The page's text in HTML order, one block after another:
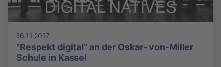
16.11.2017
"Respekt digital" an der Oskar- von-Miller
Schule in Kassel